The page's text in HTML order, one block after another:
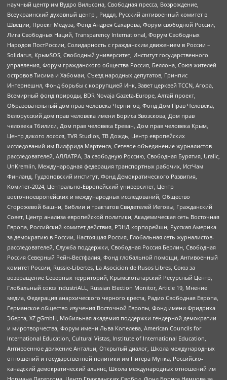
научный центр им Вудро Вильсона, Свободная пресса, Возрождение,
Всеукраинский духовный центр , Риддл, Русский антивоенный комитет в
Швеции, Проект Медуза, Фонд Андрея Сахарова, Форум свободной России,
Лига Свободных Наций, Transparеncy International, Форум Свободных
Народов ПостРоссии, Солидарность с гражданским движением в России –
Solidarus, КрымSOS, Свободный университет, Институт государственного
управления, Форум гражданского общества Россия, Беллона, Союз жителей
островов Тисима и Хабомаи, Съезд народных депутатов, Гринпис
Интернешнл, Фонд борьбы с коррупцией Инк, Завет церквей TCCN, Агора,
Всемирный фонд природы, BDR Novaja Gazeta-Europe, Алтай проект,
Образовательный дом прав человека Чернигов, Фонд Дом Прав Человека,
Белорусский дом прав человека имени Бориса Звозскова, Дом прав
человека Тбилиси, Дом прав человека Ереван, Дом прав человека Крым,
Центр дикого лосося, TVR Studios, ТВ Дождь, Центр европейских
исследований им Вилфрида Мартенса, Сетевое объединение журналистов
расследователей, АЛЛАТРА, За свободную Россию, Свободная Бурятия, Uralic,
UnKremlin, Международная федерация транспортных рабочих, ИстЧам
Финланд, Гудзоновский институт, Фонд Демократического Развития,
Комитет-2024, Центрально-Европейский университет, Центр
восточноевропейских и международных исследований, Общество
Сторожевой башни, Библии и трактатов Свидетелей Иеговы, Гражданский
Совет, Центр анализа европейской политики, Академическая сеть Восточная
Европа, Российский комитет действия, РЭНД корпорейшн, Русская Америка
за демократию в России, Настоящая Россия, Глобальная сеть журналистов-
расследователей, Служба поддержки, Свободная Россия Берлин, Свободная
Россия Северный Рейн-Вестфалия, Фонд глобальной помощи, Антивоенный
комитет России, Russie-Libertes, La Asocicion de Rusos Libres, Союз за
возвращение Северных территорий, Крымскотатарский Ресурсный Центр,
Глобальный союз IndustriALL, Russian Election Monitor, Article 19, Мнение
медиа, Федерация анархического черного креста, Радио Свободная Европа,
Германское общество изучения Восточной Европы, Фонд имени Фридриха
Эберта, XZ gGmbH, Мобильная академия поддержки гендерной демократии
и миротворчества, Форум имени Льва Копелева, American Councils for
International Education, Cultural Vistas, Institute of International Education,
Антивоенное движение Антальи, Открытый диалог, Школа международных
отношений и государственной политики им Питера Мунка, Российско-
канадский демократический альянс, Школа международных отношений им